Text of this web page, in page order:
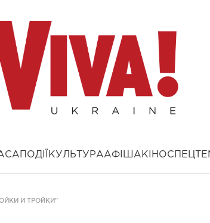
ПОДІЇ КУЛЬТУРААФІША КІНО
И ТРОЙКИ"